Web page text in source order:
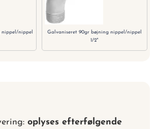
nippel
Galvaniseret 90gr bøjning nippel/nippel
1/2"
oplyses efterfølgende